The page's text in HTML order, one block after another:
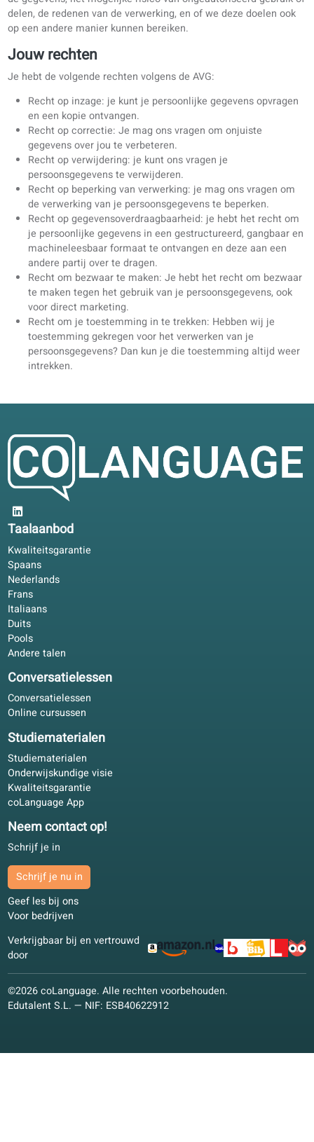
vereist of als we vinden dat dit nodig is om onze rechten te
beschermen of de veiligheid van onze gebruikers te
Gegevensbewaring
We bewaren je persoonlijke gegevens alleen zolang dat
voor de doeleinden waarvoor ze zijn verzameld, inclusief
voldoen aan wettelijke, fiscale of rapportageverplichtingen.
Daarbij kijken we naar de hoeveelheid, aard en
de gegevens, het mogelijke risico van ongeautoriseerd
delen, de redenen van de verwerking, en of we deze doelen
op een andere manier kunnen bereiken.
Jouw rechten
Je hebt de volgende rechten volgens de AVG:
Recht op inzage: je kunt je persoonlijke gegevens
en een kopie ontvangen.
Recht op correctie: Je mag ons vragen om onjuiste
gegevens over jou te verbeteren.
Recht op verwijdering: je kunt ons vragen je
persoonsgegevens te verwijderen.
Recht op beperking van verwerking: je mag ons vragen
andere partij over te dragen.
Recht om bezwaar te maken: Je hebt het recht om
te maken tegen het gebruik van je persoonsgegevens,
voor direct marketing.
toestemming gekregen voor het verwerken van je
persoonsgegevens? Dan kun je die toestemming altijd
intrekken.
Taalaanbod
Kwaliteitsgarantie
Spaans
Nederlands
Italiaans
Duits
Pools
Andere talen
Conversatielessen
Online cursussen
Studie­materialen
Studie­materialen
Onderwijskundige visie